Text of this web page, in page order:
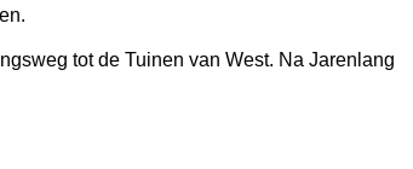
tot de Tuinen van West. Na Jarenlang